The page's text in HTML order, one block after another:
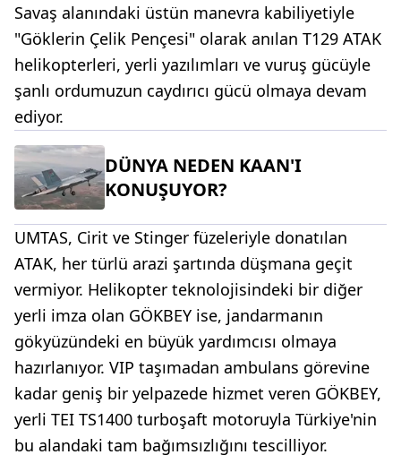
Savaş alanındaki üstün manevra kabiliyetiyle
"Göklerin Çelik Pençesi" olarak anılan T129 ATAK
helikopterleri, yerli yazılımları ve vuruş gücüyle
şanlı ordumuzun caydırıcı gücü olmaya devam
ediyor.
DÜNYA NEDEN KAAN'I
KONUŞUYOR?
UMTAS, Cirit ve Stinger füzeleriyle donatılan
ATAK, her türlü arazi şartında düşmana geçit
vermiyor. Helikopter teknolojisindeki bir diğer
yerli imza olan GÖKBEY ise, jandarmanın
gökyüzündeki en büyük yardımcısı olmaya
hazırlanıyor. VIP taşımadan ambulans görevine
kadar geniş bir yelpazede hizmet veren GÖKBEY,
yerli TEI TS1400 turboşaft motoruyla Türkiye'nin
bu alandaki tam bağımsızlığını tescilliyor.